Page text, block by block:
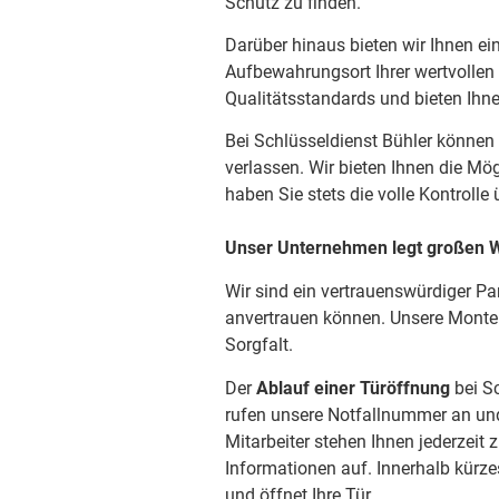
Darüber hinaus bieten wir Ihnen
Aufbewahrungsort Ihrer
Qualitätsstandards und bieten
Bei Schlüsseldienst Bühler
verlassen. Wir bieten Ihnen die
haben Sie stets die volle Kontrolle
Unser Unternehmen legt großen
Wir sind ein vertrauenswürdiger
anvertrauen können. Unsere
Sorgfalt.
DerAblauf einer Türöffnung bei
rufen unsere Notfallnummer an
Mitarbeiter stehen Ihnen jederzeit
Informationen auf. Innerhalb